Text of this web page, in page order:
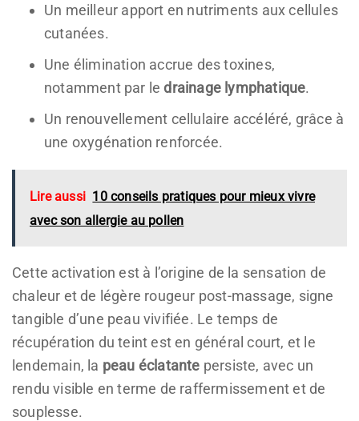
Un meilleur apport en nutriments aux cellules
cutanées.
Une élimination accrue des toxines,
notamment par ledrainage lymphatique.
Un renouvellement cellulaire accéléré, grâce à
une oxygénation renforcée.
Lire aussi 10 conseils pratiques pour mieux vivre
avec son allergie au pollen
Cette activation est à l’origine de la sensation de
chaleur et de légère rougeur post-massage, signe
tangible d’une peau vivifiée. Le temps de
récupération du teint est en général court, et le
lendemain, la peau éclatante persiste, avec un
rendu visible en terme de raffermissement et de
souplesse.